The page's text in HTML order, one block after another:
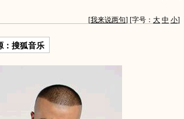
[我来说两句] [字号： 大 中 小]
：搜狐音乐